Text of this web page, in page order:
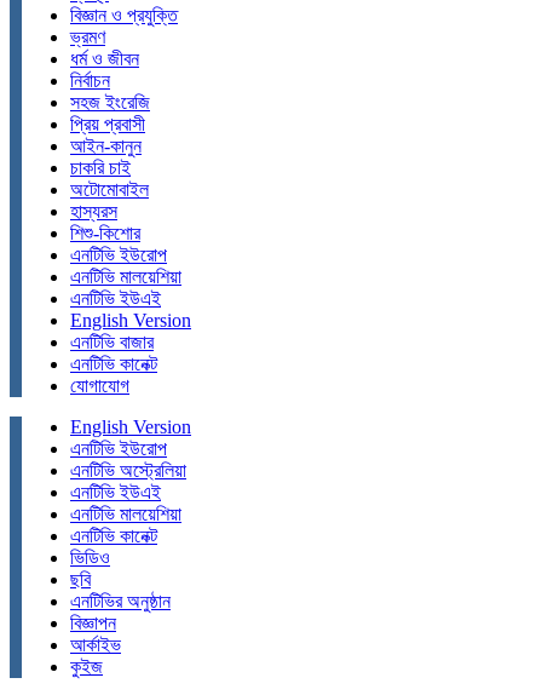
বিজ্ঞান ও প্রযুক্তি
ভ্রমণ
ধর্ম ও জীবন
নির্বাচন
সহজ ইংরেজি
প্রিয় প্রবাসী
আইন-কানুন
চাকরি চাই
অটোমোবাইল
হাস্যরস
শিশু-কিশোর
এনটিভি ইউরোপ
এনটিভি মালয়েশিয়া
এনটিভি ইউএই
English Version
এনটিভি বাজার
এনটিভি কানেক্ট
যোগাযোগ
English Version
এনটিভি ইউরোপ
এনটিভি অস্ট্রেলিয়া
এনটিভি ইউএই
এনটিভি মালয়েশিয়া
এনটিভি কানেক্ট
ভিডিও
ছবি
এনটিভির অনুষ্ঠান
বিজ্ঞাপন
আর্কাইভ
কুইজ